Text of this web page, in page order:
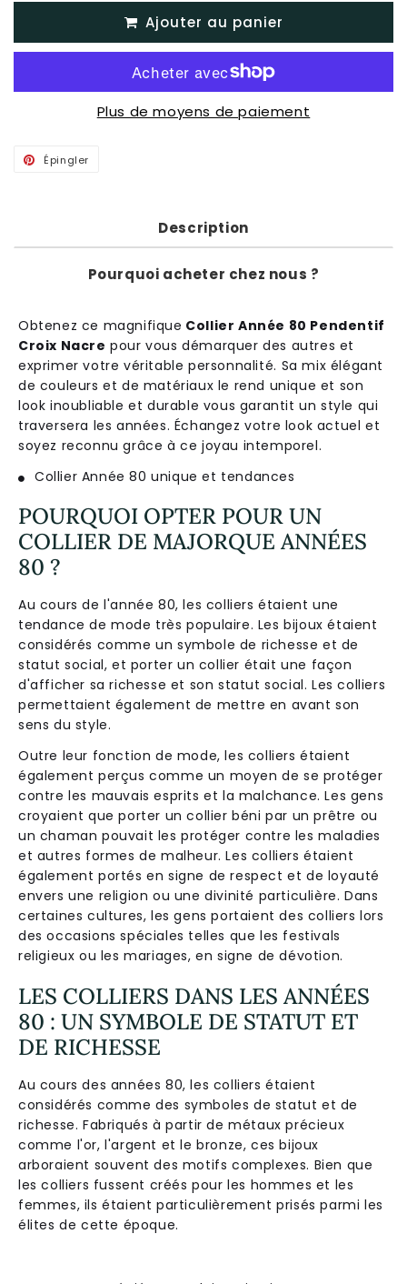
Ajouter au panier
Plus de moyens de paiement
Épingler
Description
Pourquoi acheter chez nous ?
Obtenez ce magnifique Collier Année 80 Pendentif
Croix Nacre pour vous démarquer des autres et
exprimer votre véritable personnalité. Sa mix élégant
de couleurs et de matériaux le rend unique et son
look inoubliable et durable vous garantit un style qui
traversera les années. Échangez votre look actuel et
soyez reconnu grâce à ce joyau intemporel.
Collier Année 80 unique et tendances
POURQUOI OPTER POUR UN
COLLIER DE MAJORQUE ANNÉES
80 ?
Au cours de l'année 80, les colliers étaient une
tendance de mode très populaire. Les bijoux étaient
considérés comme un symbole de richesse et de
statut social, et porter un collier était une façon
d'afficher sa richesse et son statut social. Les colliers
permettaient également de mettre en avant son
sens du style.
Outre leur fonction de mode, les colliers étaient
également perçus comme un moyen de se protéger
contre les mauvais esprits et la malchance. Les gens
croyaient que porter un collier béni par un prêtre ou
un chaman pouvait les protéger contre les maladies
et autres formes de malheur. Les colliers étaient
également portés en signe de respect et de loyauté
envers une religion ou une divinité particulière. Dans
certaines cultures, les gens portaient des colliers lors
des occasions spéciales telles que les festivals
religieux ou les mariages, en signe de dévotion.
LES COLLIERS DANS LES ANNÉES
80 : UN SYMBOLE DE STATUT ET
DE RICHESSE
Au cours des années 80, les colliers étaient
considérés comme des symboles de statut et de
richesse. Fabriqués à partir de métaux précieux
comme l'or, l'argent et le bronze, ces bijoux
arboraient souvent des motifs complexes. Bien que
les colliers fussent créés pour les hommes et les
femmes, ils étaient particulièrement prisés parmi les
élites de cette époque.